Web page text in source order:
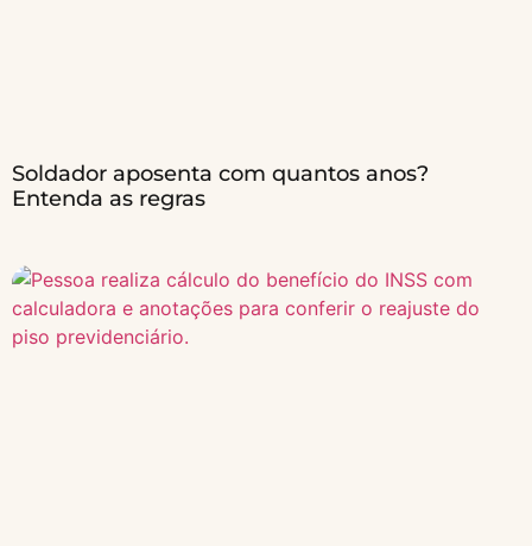
Soldador aposenta com quantos anos?
Entenda as regras